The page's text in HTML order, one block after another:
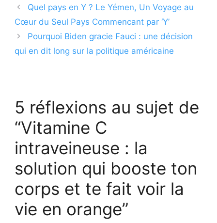
Quel pays en Y ? Le Yémen, Un Voyage au
Cœur du Seul Pays Commencant par ‘Y’
Pourquoi Biden gracie Fauci : une décision
qui en dit long sur la politique américaine
5 réflexions au sujet de
“Vitamine C
intraveineuse : la
solution qui booste ton
corps et te fait voir la
vie en orange”